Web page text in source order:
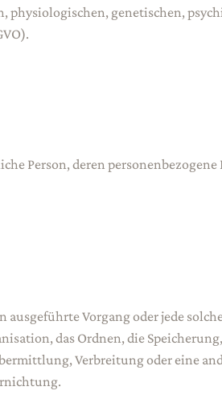
physiologischen, genetischen,
Person, deren
Vorgang oder jede
das Ordnen, die
Verbreitung oder eine